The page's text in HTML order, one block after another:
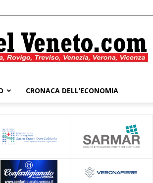
CRONACA DELL’ECONOMIA